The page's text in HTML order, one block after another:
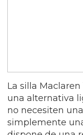
La silla Maclaren
una alternativa
no necesiten
simplemente